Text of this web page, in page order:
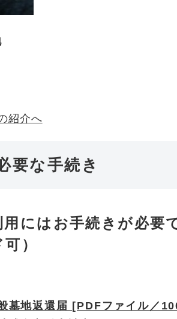
紹介へ
要な手続き
にはお手続きが必要
）
墓地返還届 [PDFファイル／